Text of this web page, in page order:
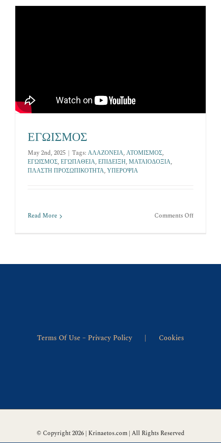
ΕΓΩΙΣΜΟΣ
May 2nd, 2025 | Tags: ΑΛΑΖΟΝΕΙΑ,ΑΤΟΜΙΣΜΟΣ,
ΕΓΩΙΣΜΟΣ,ΕΓΩΠΑΘΕΙΑ,ΕΠΙΔΕΙΞΗ,ΜΑΤΑΙΟΔΟΞΙΑ,
ΠΛΑΣΤΗ ΠΡΟΣΩΠΙΚΟΤΗΤΑ,ΥΠΕΡΟΨΙΑ
Read More Comments Offon
Terms Of Use – Privacy Policy Cookies
© Copyright 2026 | Krinaetos.com | All Rights Reserved